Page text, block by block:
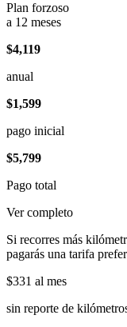
Plan forzoso
a 12 meses
$4,119
anual
$1,599
pago inicial
$5,799
Pago total
Ver completo
Si recorres más
pagarás una tarifa
$331 al mes
sin reporte de